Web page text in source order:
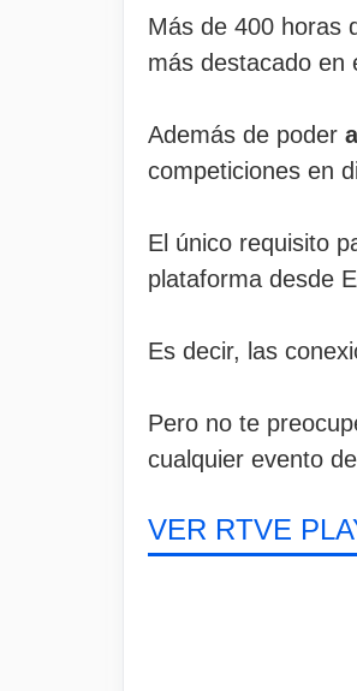
Más de 400 horas
más destacado en
Además de poder
competiciones en
El único requisito
plataforma desde
Es decir, las
Pero no te
cualquier evento
VER RTVE